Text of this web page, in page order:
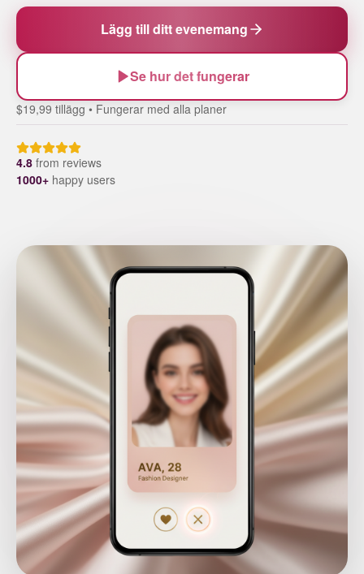
Lägg till ditt evenemang
Se hur det fungerar
$19,99 tillägg • Fungerar med alla planer
4.8 from reviews
1000+ happy users